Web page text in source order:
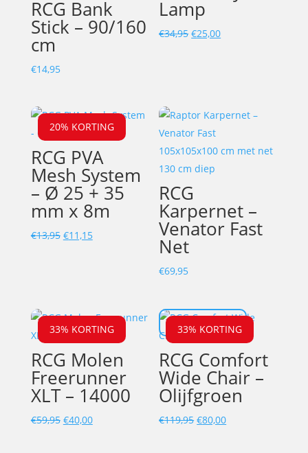
RCG Bank
Stick – 90/160
cm
€14,95
Lamp
€34,95 Oorspronkelijke
€25,00Huidige
20% KORTING
RCG PVA
Mesh System
– Ø 25 + 35
mm x 8m
€13,95 Oorspronkelijke
€11,15Huidige
RCG
Karpernet –
Venator Fast
Net
€69,95
33% KORTING
RCG Molen
Freerunner
XLT – 14000
€59,95 Oorspronkelijke
€40,00Huidige
33% KORTING
RCG Comfort
Wide Chair –
Olijfgroen
€119,95 Oorspronkelijke
€80,00Huidige